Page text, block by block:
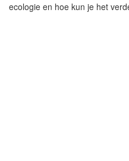
ecologie en hoe kun je het